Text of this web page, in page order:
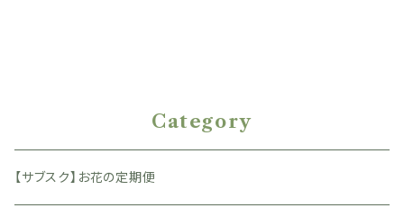
Category
【サブスク】お花の定期便